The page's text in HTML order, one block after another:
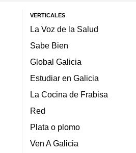
VERTICALES
La Voz de la Salud
Sabe Bien
Global Galicia
Estudiar en Galicia
La Cocina de Frabisa
Red
Plata o plomo
Ven A Galicia